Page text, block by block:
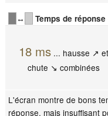
↔ Temps de
18 ms ... hausse ↗ et
chute ↘ combinées
L'écran montre de bons
réponse, mais insuffisant